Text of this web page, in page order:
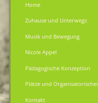
Home
Zuhause und Unterwegs
Musik und Bewegung
Nicole Appel
Pädagogische Konzeption
Plätze und
Kontakt